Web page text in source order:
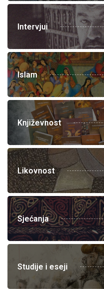
Intervjui
Islam
Književnost
Likovnost
Sjećanja
Studije i eseji